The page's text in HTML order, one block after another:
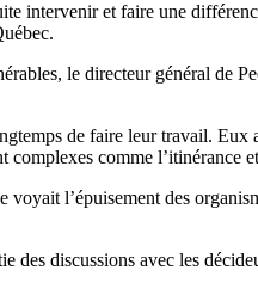
intervenir et faire une
le directeur général de
de faire leur travail.
comme l’itinérance
l’épuisement des
des discussions avec les